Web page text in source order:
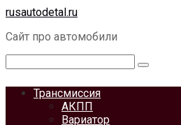
Перейти
контенту
rusautodetal.ru
Сайт про автомобили
Трансмиссия
АКПП
Вариатор